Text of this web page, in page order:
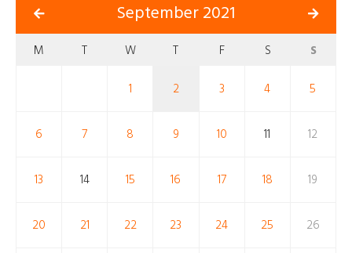
September 2021
M T W T F S S
1 2 3 4 5
6 7 8 9 10 11 12
13 14 15 16 17 18 19
20 21 22 23 24 25 26